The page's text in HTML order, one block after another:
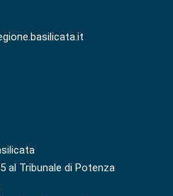
al Tribunale di Potenza